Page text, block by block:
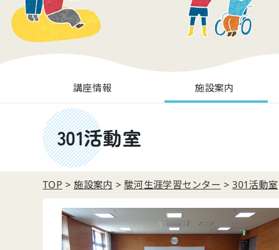
講座情報 施設案内
301活動室
TOP 施設案内 駿河生涯学習センター 301活動室